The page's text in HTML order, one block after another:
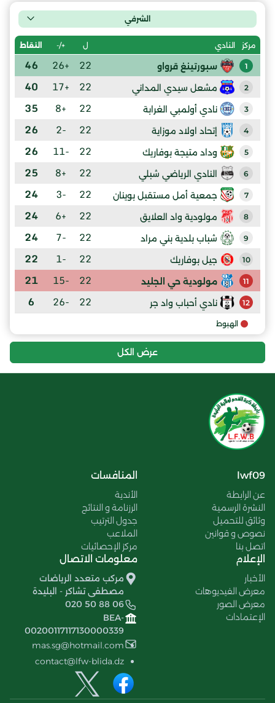
الشرفي
مركز النادي ل +/- النقاط
1 سبورتينغ قرواو 22
+26
46
2 مشعل سيدي المداني 22
+17
40
3 نادي أولمبي الغرابة 22
+8
35
4 إتحاد اولاد موزاية 22
-2
26
5 وداد متيجة بوفاريك 22
-11
26
6 النادي الرياضي شبلي 22
+8
25
7 جمعية أمل مستقبل بوينان 22
-3
24
8 مولودية واد العلايق 22
+6
24
9 شباب بلدية بني مراد 22
-7
24
10 جيل بوفاريك 22
-1
22
11 مولودية حي الجليد 22
-15
21
12 نادي أحباب واد جر 22
-26
6
الهبوط
عرض الكل
lwf09
عن الرابطة
النشرة الرسمية
وثائق للتحميل
نصوص و قوانين
اتصل بنا
المنافسات
الأندية
الرزنامة و النتائج
جدول الترتيب
الملاعب
مركز الإحصائيات
الإعلام
الأخبار
معرض الفيديوهات
معرض الصور
الإعتمادات
معلومات الاتصال
مركب متعدد الرياضات
مصطفى تشاكر - البليدة
020 50 88 06
BEA-
00200117117130000339
mas.sg@hotmail.com
contact@lfw-blida.dz